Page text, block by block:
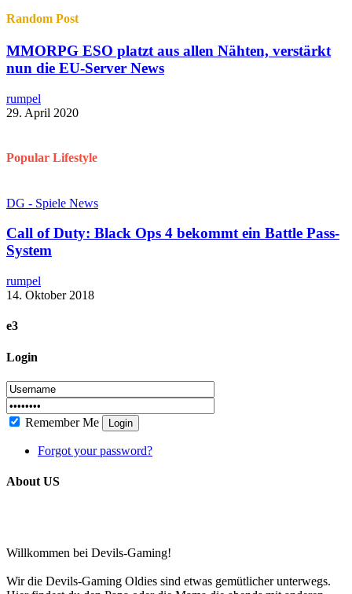
Random Post
MMORPG ESO platzt aus allen Nähten, verstärkt
nun die EU-Server News
rumpel
29. April 2020
Popular Lifestyle
DG - Spiele News
Call of Duty: Black Ops 4 bekommt ein Battle Pass-
System
rumpel
14. Oktober 2018
e3
Login
Remember Me Login
Forgot your password?
About US
Willkommen bei Devils-Gaming!
Wir die Devils-Gaming Oldies sind etwas gemütlicher unterwegs.